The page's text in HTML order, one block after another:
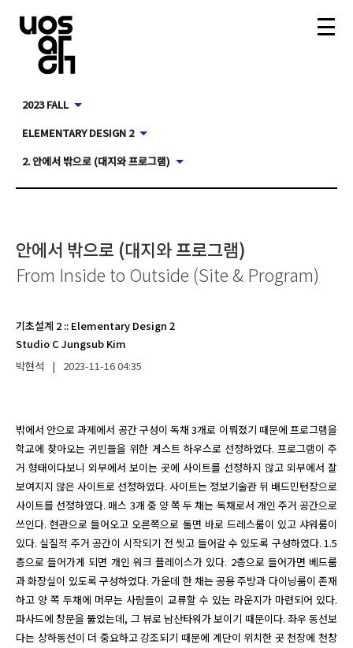
2023 FALL
ELEMENTARY DESIGN 2
2. 안에서 밖으로 (대지와 프로그램)
안에서 밖으로 (대지와 프로그램)
From Inside to Outside (Site & Program)
기초설계 2 :: Elementary Design 2
Studio C Jungsub Kim
박현석
| 2023-11-1604:35
밖에서 안으로 과제에서 공간 구성이 독채 3개로 이뤄졌기 때문에 프로그램을
학교에 찾아오는 귀빈들을 위한 게스트 하우스로 선정하였다. 프로그램이 주
거 형태이다보니 외부에서 보이는 곳에 사이트를 선정하지 않고 외부에서 잘
보여지지 않은 사이트로 선정하였다. 사이트는 정보기술관 뒤 배드민턴장으로
사이트를 선정하였다. 매스 3개 중 양 쪽 두 채는 독채로서 개인 주거 공간으로
쓰인다. 현관으로 들어오고 오른쪽으로 돌면 바로 드레스룸이 있고 샤워룸이
있다. 실질적 주거 공간이 시작되기 전 씻고 들어갈 수 있도록 구성하였다. 1.5
층으로 들어가게 되면 개인 워크 플레이스가 있다. 2층으로 들어가면 베드룸
과 화장실이 있도록 구성하였다. 가운데 한 채는 공용 주방과 다이닝룸이 존재
하고 양 쪽 두채에 머무는 사람들이 교류할 수 있는 라운지가 마련되어 있다.
파사드에 창문을 뚫었는데, 그 뷰로 남산타워가 보이기 때문이다. 좌우 동선보
다는 상하동선이 더 중요하고 강조되기 때문에 계단이 위치한 곳 천장에 천창